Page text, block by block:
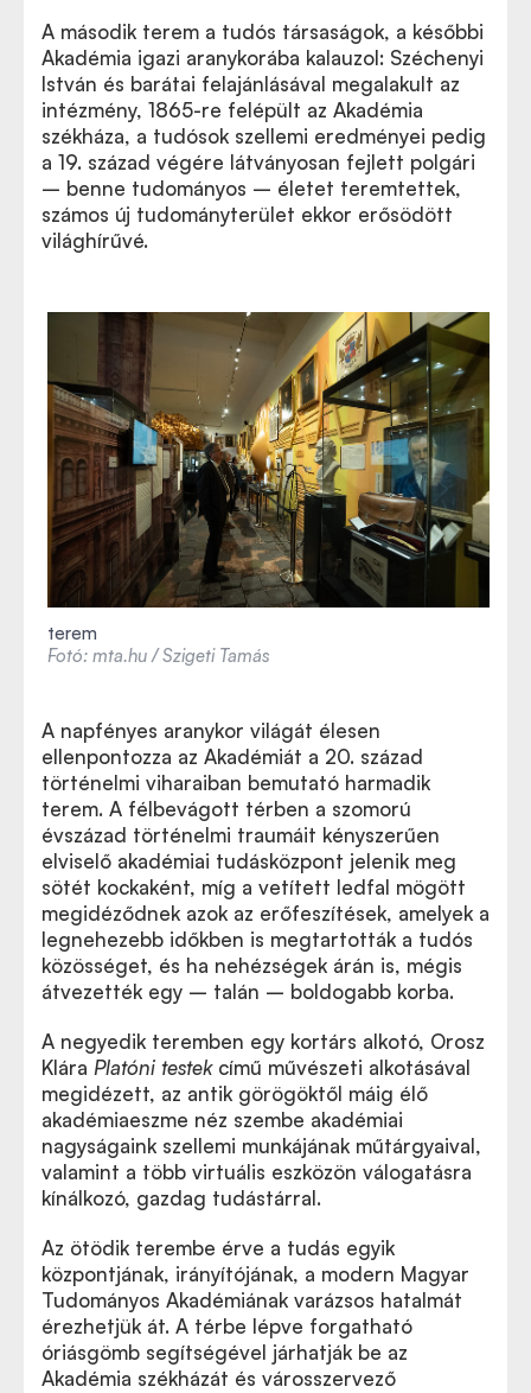
A második terem a tudós társaságok, a későbbi
Akadémia igazi aranykorába kalauzol: Széchenyi
István és barátai felajánlásával megalakult az
intézmény, 1865-re felépült az Akadémia
székháza, a tudósok szellemi eredményei pedig
a 19. század végére látványosan fejlett polgári
– benne tudományos – életet teremtettek,
számos új tudományterület ekkor erősödött
világhírűvé.
terem
Fotó: mta.hu / Szigeti Tamás
A napfényes aranykor világát élesen
ellenpontozza az Akadémiát a 20. század
történelmi viharaiban bemutató harmadik
terem. A félbevágott térben a szomorú
évszázad történelmi traumáit kényszerűen
elviselő akadémiai tudásközpont jelenik meg
sötét kockaként, míg a vetített ledfal mögött
megidéződnek azok az erőfeszítések, amelyek a
legnehezebb időkben is megtartották a tudós
közösséget, és ha nehézségek árán is, mégis
átvezették egy – talán – boldogabb korba.
A negyedik teremben egy kortárs alkotó, Orosz
Klára Platóni testekcímű művészeti alkotásával
megidézett, az antik görögöktől máig élő
akadémiaeszme néz szembe akadémiai
nagyságaink szellemi munkájának műtárgyaival,
valamint a több virtuális eszközön válogatásra
kínálkozó, gazdag tudástárral.
Az ötödik terembe érve a tudás egyik
központjának, irányítójának, a modern Magyar
Tudományos Akadémiának varázsos hatalmát
érezhetjük át. A térbe lépve forgatható
óriásgömb segítségével járhatják be az
Akadémia székházát és városszervező